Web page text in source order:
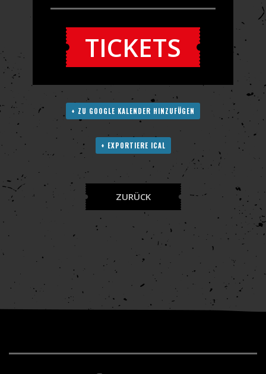
TICKETS
+ ZU GOOGLE KALENDER HINZUFÜGEN
+ EXPORTIERE ICAL
ZURÜCK